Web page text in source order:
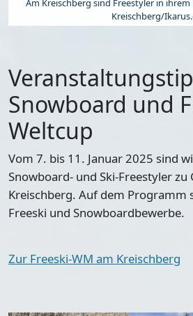
Am Kreischberg sind Freestyler in
Kreischberg/
Snowboard und
Weltcup
Vom 7. bis 11. Januar 2025 sind
Snowboard- und Ski-Freestyler zu
Kreischberg. Auf dem Programm
Freeski und Snowboardbewerbe.
Zur Freeski-WM am Kreischberg